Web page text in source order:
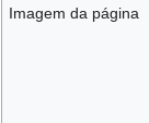
Imagem da página